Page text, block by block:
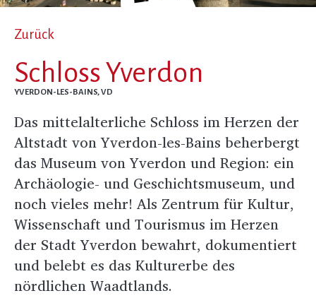
Zurück
Schloss Yverdon
YVERDON-LES-BAINS, VD
Das mittelalterliche Schloss im Herzen der
Altstadt von Yverdon-les-Bains beherbergt
das Museum von Yverdon und Region: ein
Archäologie- und Geschichtsmuseum, und
noch vieles mehr! Als Zentrum für Kultur,
Wissenschaft und Tourismus im Herzen
der Stadt Yverdon bewahrt, dokumentiert
und belebt es das Kulturerbe des
nördlichen Waadtlands.